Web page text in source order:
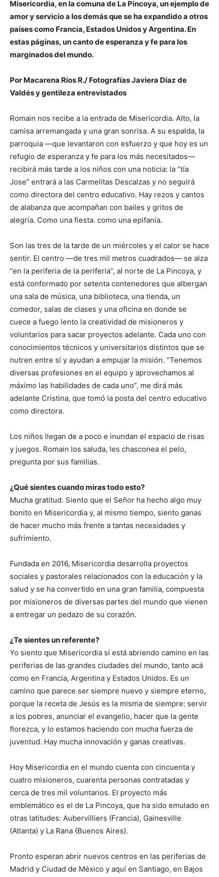
Misericordia, en la comuna de La Pincoya, un ejemplo de
amor y servicio a los demás que se ha expandido a otros
países como Francia, Estados Unidos y Argentina. En
estas páginas, un canto de esperanza y fe para los
marginados del mundo.
Por Macarena Ríos R./ Fotografías Javiera Díaz de
Valdés y gentileza entrevistados
Romain nos recibe a la entrada de Misericordia. Alto, la
camisa arremangada y una gran sonrisa. A su espalda, la
parroquia —que levantaron con esfuerzo y que hoy es un
refugio de esperanza y fe para los más necesitados—
recibirá más tarde a los niños con una noticia: la “tía
Jose” entrará a las Carmelitas Descalzas y no seguirá
como directora del centro educativo. Hay rezos y cantos
de alabanza que acompañan con bailes y gritos de
alegría. Como una fiesta. como una epifanía.
Son las tres de la tarde de un miércoles y el calor se hace
sentir. El centro —de tres mil metros cuadrados— se alza
“en la periferia de la periferia”, al norte de La Pincoya, y
está conformado por setenta contenedores que albergan
una sala de música, una biblioteca, una tienda, un
comedor, salas de clases y una oficina en donde se
cuece a fuego lento la creatividad de misioneros y
voluntarios para sacar proyectos adelante. Cada uno con
conocimientos técnicos y universitarios distintos que se
nutren entre sí y ayudan a empujar la misión. “Tenemos
diversas profesiones en el equipo y aprovechamos al
máximo las habilidades de cada uno”, me dirá más
adelante Cristina, que tomó la posta del centro educativo
como directora.
Los niños llegan de a poco e inundan el espacio de risas
y juegos. Romain los saluda, les chasconea el pelo,
pregunta por sus familias.
¿Qué sientes cuando miras todo esto?
Mucha gratitud. Siento que el Señor ha hecho algo muy
bonito en Misericordia y, al mismo tiempo, siento ganas
de hacer mucho más frente a tantas necesidades y
sufrimiento.
Fundada en 2016, Misericordia desarrolla proyectos
sociales y pastorales relacionados con la educación y la
salud y se ha convertido en una gran familia, compuesta
por misioneros de diversas partes del mundo que vienen
a entregar un pedazo de su corazón.
¿Te sientes un referente?
Yo siento que Misericordia sí está abriendo camino en las
periferias de las grandes ciudades del mundo, tanto acá
como en Francia, Argentina y Estados Unidos. Es un
camino que parece ser siempre nuevo y siempre eterno,
porque la receta de Jesús es la misma de siempre: servir
a los pobres, anunciar el evangelio, hacer que la gente
florezca, y lo estamos haciendo con mucha fuerza de
juventud. Hay mucha innovación y ganas creativas.
Hoy Misericordia en el mundo cuenta con cincuenta y
cuatro misioneros, cuarenta personas contratadas y
cerca de tres mil voluntarios. El proyecto más
emblemático es el de La Pincoya, que ha sido emulado en
otras latitudes: Aubervilliers (Francia), Gainesville
(Atlanta) y La Rana (Buenos Aires).
Pronto esperan abrir nuevos centros en las periferias de
Madrid y Ciudad de México y aquí en Santiago, en Bajos